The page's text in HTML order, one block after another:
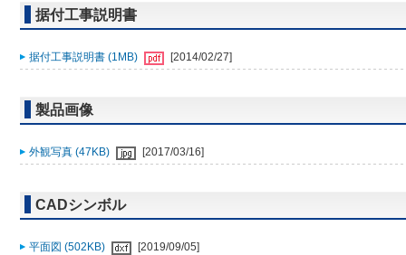
据付工事説明書
据付工事説明書 (1MB) [2014/02/27]
製品画像
外観写真 (47KB) [2017/03/16]
CADシンボル
平面図 (502KB)
[2019/09/05]